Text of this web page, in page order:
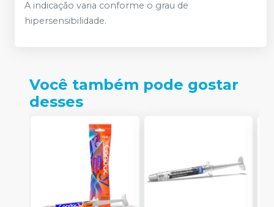
A indicação varia conforme o grau de
hipersensibilidade.
Você também pode gostar
desses